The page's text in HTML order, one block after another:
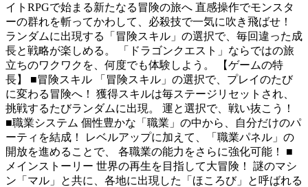
イトRPGで始まる新たなる冒険の旅へ 直感操作でモンスタ
ーの群れを斬ってかわして、必殺技で一気に吹き飛ばせ！
ランダムに出現する「冒険スキル」の選択で、毎回違った成
長と戦略が楽しめる。 「ドラゴンクエスト」ならではの旅
立ちのワクワクを、何度でも体験しよう。 【ゲームの特
長】 ■冒険スキル 「冒険スキル」の選択で、プレイのたび
に変わる冒険へ！ 獲得スキルは毎ステージリセットされ、
挑戦するたびランダムに出現。 運と選択で、戦い抜こう！
■職業システム 個性豊かな「職業」の中から、自分だけのパ
ーティを結成！ レベルアップに加えて、「職業パネル」の
開放を進めることで、 各職業の能力をさらに強化可能！ ■
メインストーリー 世界の再生を目指して大冒険！ 謎のマシ
ン「マル」と共に、各地に出現した「ほころび」と呼ばれる